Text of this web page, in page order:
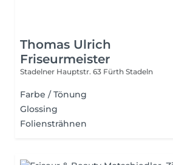
Thomas Ulrich
Friseurmeister
Stadelner Hauptstr. 63 Fürth Stadeln
Farbe / Tönung
Glossing
Foliensträhnen